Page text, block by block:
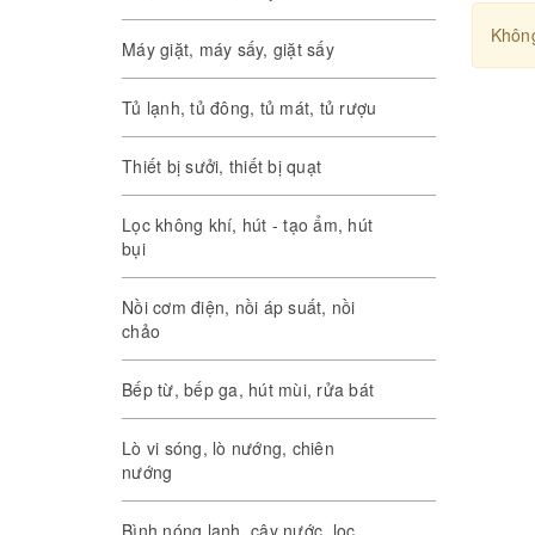
Máy giặt, máy sấy, giặt sấy
Tủ lạnh, tủ đông, tủ mát, tủ rượu
Thiết bị sưởi, thiết bị quạt
Lọc không khí, hút - tạo ẩm, hút
bụi
Nồi cơm điện, nồi áp suất, nồi
chảo
Bếp từ, bếp ga, hút mùi, rửa bát
Lò vi sóng, lò nướng, chiên
nướng
Bình nóng lạnh, cây nước, lọc